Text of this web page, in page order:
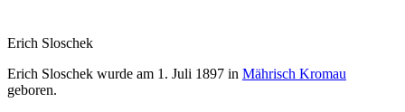
Erich Sloschek
Erich Sloschek wurde am 1. Juli 1897 in Mährisch Kromau
geboren.